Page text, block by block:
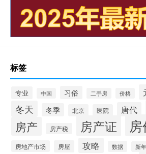
标签
专业 中国 习俗 二手房 价格
冬天 冬季 北京 医院 唐代
房产 房产税 房产证
房地产市场 房屋 攻略 数据 新年